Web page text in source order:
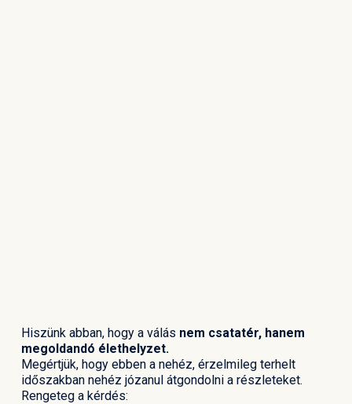
Hiszünk abban, hogy a válás nem csatatér, hanem
megoldandó élethelyzet.
Megértjük, hogy ebben a nehéz, érzelmileg terhelt
időszakban nehéz józanul átgondolni a részleteket.
Rengeteg a kérdés: